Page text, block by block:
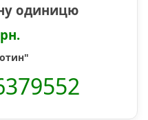
одиницю